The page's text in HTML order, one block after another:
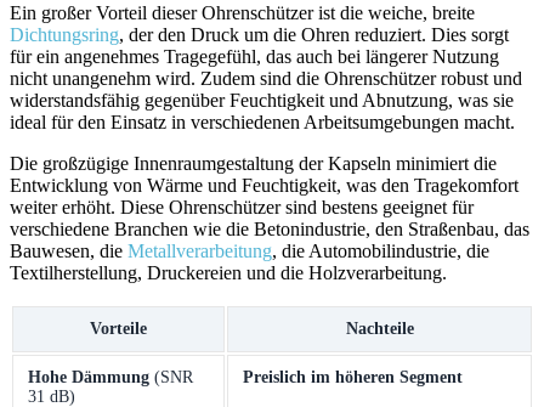
Ein großer Vorteil dieser Ohrenschützer ist die weiche, breite
Dichtungsring,⁤ der den Druck​ um die Ohren reduziert. Dies sorgt
für ein angenehmes Tragegefühl, ⁢das auch ⁢bei ⁣längerer Nutzung
nicht unangenehm wird. Zudem sind die Ohrenschützer robust und
widerstandsfähig gegenüber‌ Feuchtigkeit und Abnutzung, ⁤was sie
ideal für ‍den Einsatz in ⁣verschiedenen Arbeitsumgebungen macht.
Die​ großzügige Innenraumgestaltung der Kapseln minimiert die
Entwicklung von Wärme und Feuchtigkeit, was den ⁣Tragekomfort
weiter erhöht. Diese Ohrenschützer sind bestens geeignet⁤ für
verschiedene Branchen wie die ⁣Betonindustrie, den Straßenbau, das
Bauwesen, die Metallverarbeitung, ⁢die Automobilindustrie,⁣ die
Textilherstellung, Druckereien und die ⁤Holzverarbeitung.
Vorteile Nachteile
Hohe Dämmung (SNR
31 ⁣dB)
Preislich​ im höheren Segment